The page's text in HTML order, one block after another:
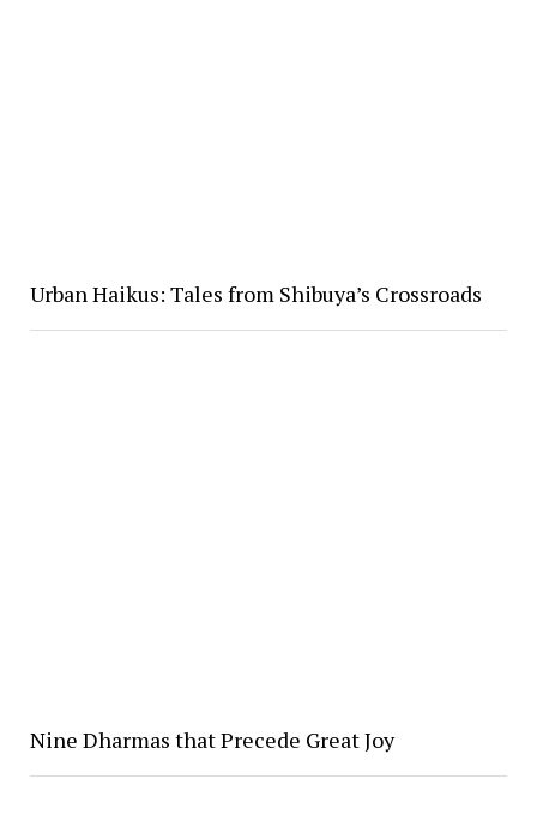
Urban Haikus: Tales from Shibuya’s Crossroads
Nine Dharmas that Precede Great Joy